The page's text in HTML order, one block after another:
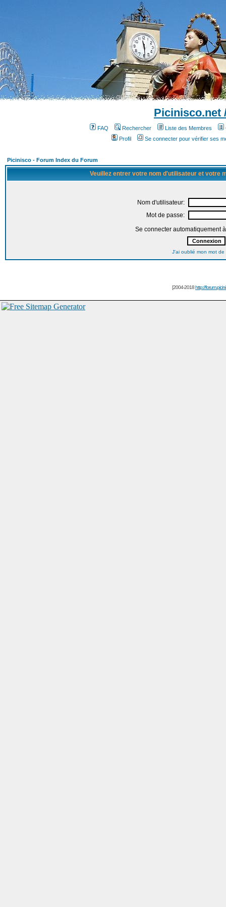
Picinisco.net
FAQ Rechercher Liste des Membres
Profil
Se connecter pour vérifier ses
Picinisco - Forum Index du Forum
Veuillez entrer votre nom d'utilisateur et votre
Nom d'utilisateur:
Mot de passe:
Se connecter automatiquement
J'ai oublié mon mot de
[2004-2018http://